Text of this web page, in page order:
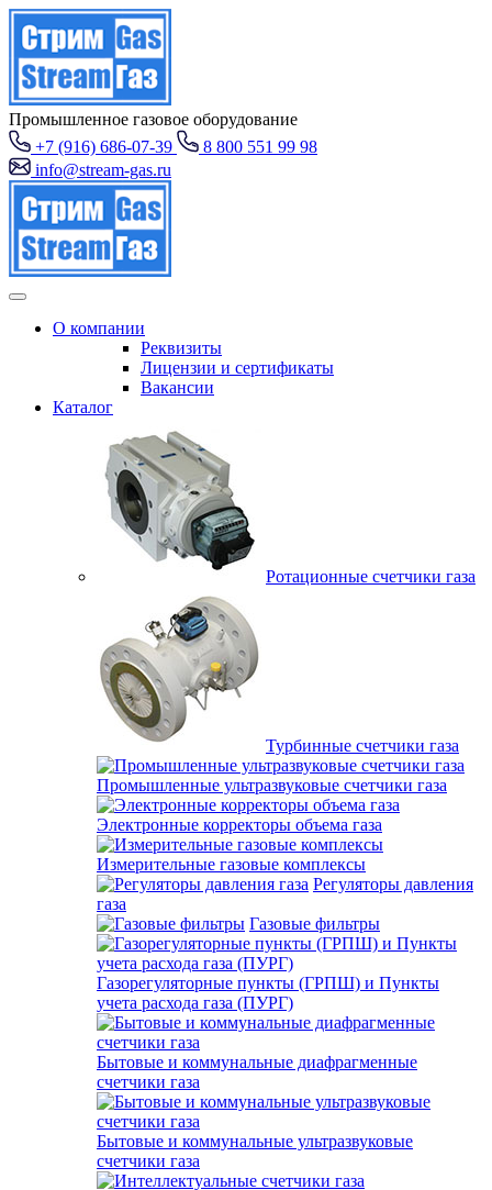
Промышленное газовое оборудование
+7 (916) 686-07-39
8 800 551 99 98
info@stream-gas.ru
О компании
Реквизиты
Лицензии и сертификаты
Вакансии
Каталог
Ротационные счетчики газа
Турбинные счетчики газа
Промышленные ультразвуковые счетчики газа
Электронные корректоры объема газа
Измерительные газовые комплексы
Регуляторы давления
газа
Газовые фильтры
Газорегуляторные пункты (ГРПШ) и Пункты
учета расхода газа (ПУРГ)
Бытовые и коммунальные диафрагменные
счетчики газа
Бытовые и коммунальные ультразвуковые
счетчики газа